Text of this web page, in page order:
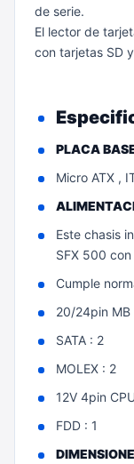
de serie.
El lector de
con tarjetas SD
PLACA
Micro ATX ,
Este chasis
SFX 500
Cumple
20/24pin MB
SATA : 2
MOLEX : 2
12V 4pin
FDD : 1